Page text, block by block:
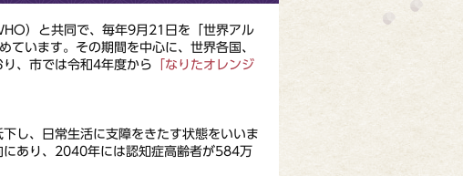
）と共同で、毎年9⽉21⽇を「世界アル
ています。その期間を中⼼に、世界各国、
、市では令和4年度から 「なりたオレンジ
し、⽇常⽣活に⽀障をきたす状態をいいま
にあり、2040年には認知症高齢者が584万